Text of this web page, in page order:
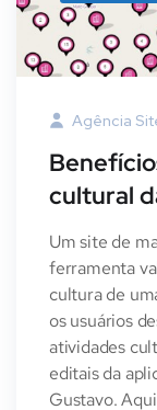
Agência
cultural
Um site de
ferramenta
cultura de
os usuários
atividades
editais da
Gustavo.